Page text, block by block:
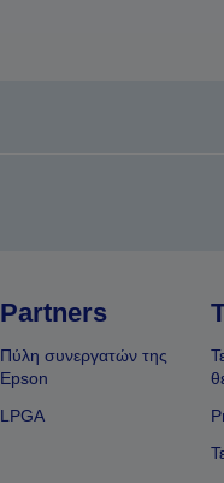
Partners
Πύλη συνεργατών της
Epson
LPGA